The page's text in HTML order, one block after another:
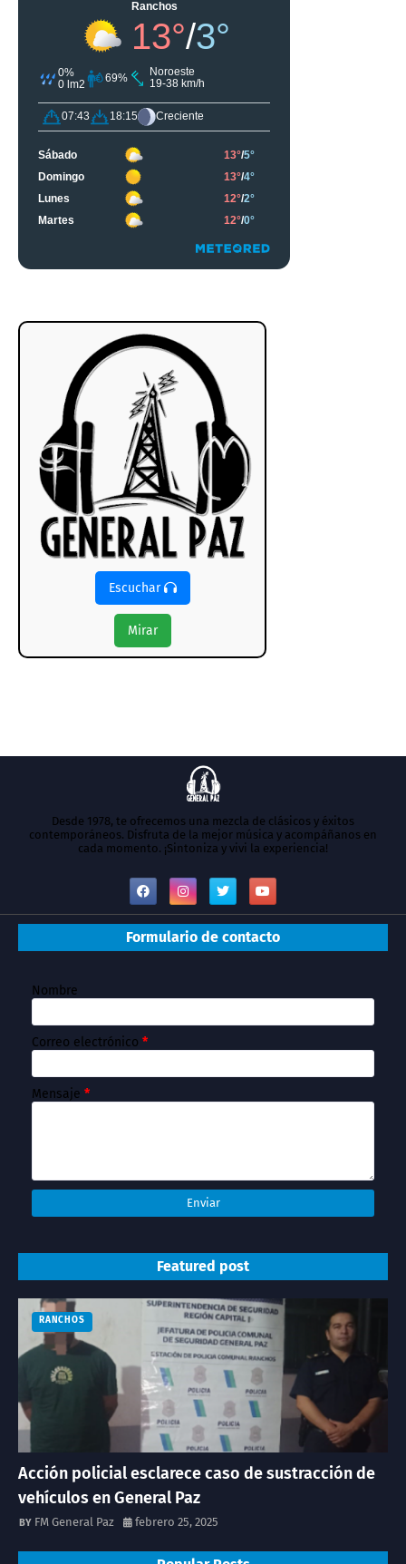
Escuchar
Mirar
Desde 1978, te ofrecemos una mezcla de clásicos y éxitos
contemporáneos. Disfruta de la mejor música y acompáñanos en
cada momento. ¡Sintoniza y vivi la experiencia!
Formulario de contacto
Nombre
Correo electrónico *
Mensaje *
Featured post
RANCHOS
Acción policial esclarece caso de sustracción de
vehículos en General Paz
FM General Paz febrero 25, 2025